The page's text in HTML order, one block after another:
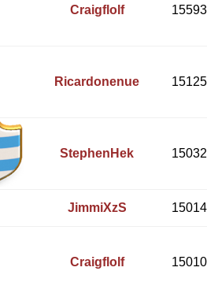
Craigflolf 15593
Ricardonenue 15125
StephenHek 15032
JimmiXzS 15014
Craigflolf 15010